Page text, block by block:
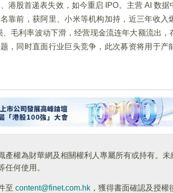
港股首递表失效，如今重启 IPO。主营 AI 数
靠前，获阿里、小米等机构加持，近三年收入
毛利率波动下滑，经营现金流连年大额流出，
，同时直面行业巨头竞争，此次募资将用于产
產權為財華網及相關權利人專屬所有或持有。未
任何使用。
至 content@finet.com.hk ，獲得書面確認及授權